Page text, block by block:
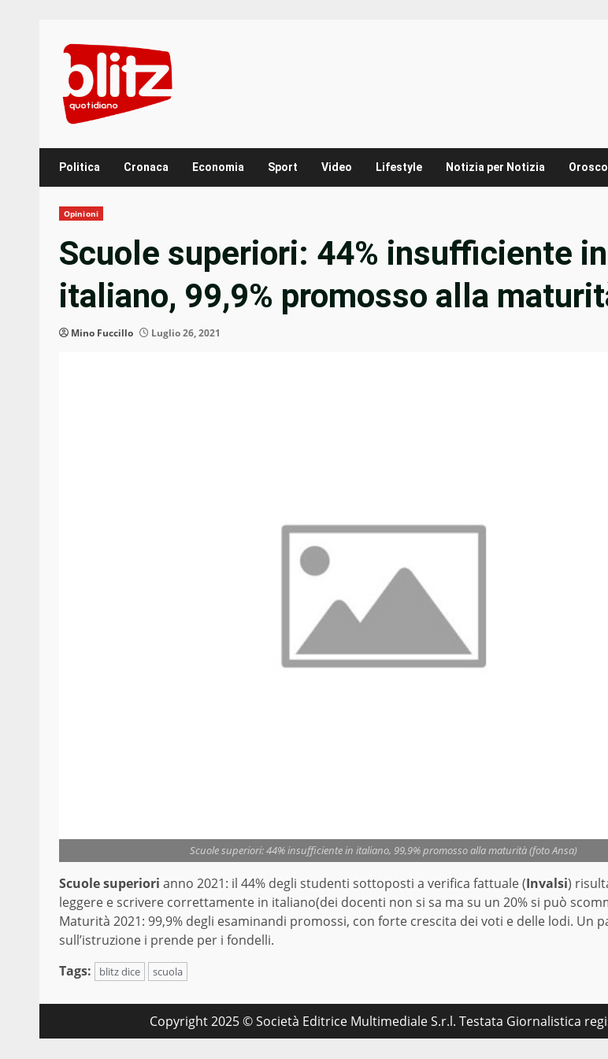
content
Politica Cronaca Economia Sport Video Lifestyle Notizia per Notizia
Opinioni
Scuole superiori: 44% insufficiente in
italiano, 99,9% promosso alla
Mino Fuccillo Luglio 26, 2021
Scuole superiori: 44% insufficiente in italiano, 99,9% promosso alla maturità (foto Ansa)
Scuole superiori anno 2021: il 44% degli studenti sottoposti a verifica fattuale (Invalsi)
leggere e scrivere correttamente in italiano(dei docenti non si sa ma su un 20% si può
Maturità 2021: 99,9% degli esaminandi promossi, con forte crescita dei voti e delle lodi. Un
sull’istruzione i prende per i fondelli.
Tags:
blitz dice scuola
Copyright 2025 © Società Editrice Multimediale S.r.l. Testata Giornalistica